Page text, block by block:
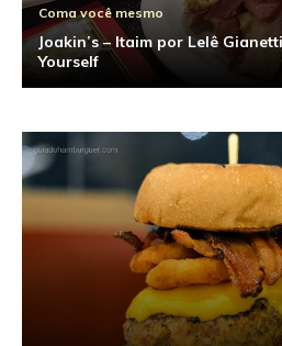
Coma você mesmo
Joakin’s – Itaim por Lelê
Yourself